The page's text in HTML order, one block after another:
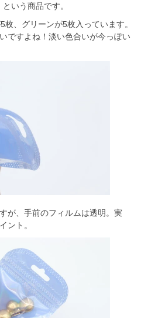
いう商品です。
、グリーンが5枚入っています。
ですよね！淡い色合いが今っぽい
が、手前のフィルムは透明。実
ント。